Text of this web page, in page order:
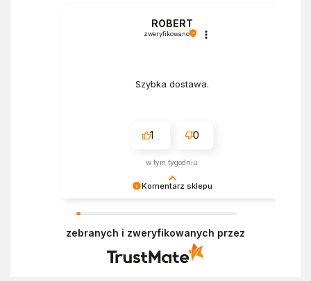
Komentarz sklepu
wszystkich osób zaopatrujących się w
Ekofabryce. Mamy nadzieję, że do nas wrócisz :)
Pozdrawiamy
ROBERT
zweryfikowano
Szybka dostawa.
1 0
w tym tygodniu
zebranych i zweryfikowanych przez